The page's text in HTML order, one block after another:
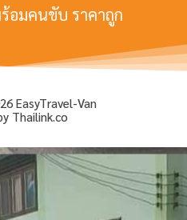
อมคนขับ ราคาถูก
EasyTravel-Van
Thailink.co